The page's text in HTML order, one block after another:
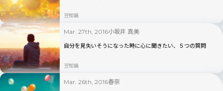
豆知識
Mar. 27th, 2016小坂井 真美
自分を見失いそうになった時に心に聞きたい、５つの質問
豆知識
Mar. 26th, 2016春奈